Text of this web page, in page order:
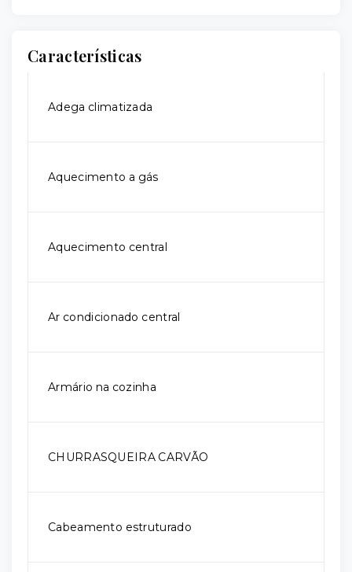
Características
Adega climatizada
Aquecimento a gás
Aquecimento central
Ar condicionado central
Armário na cozinha
CHURRASQUEIRA CARVÃO
Cabeamento estruturado